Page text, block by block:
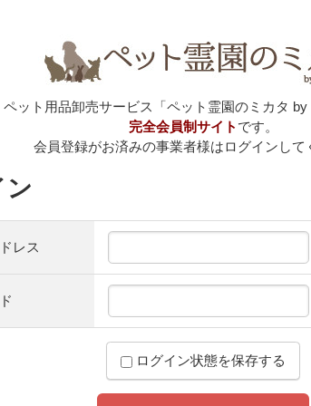
ペット用品卸売サービス「ペット霊園のミカタ
完全会員制サイト です。
会員登録がお済みの事業者様はログインして
ン
レス
ログイン状態を保存する